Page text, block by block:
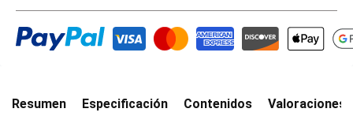
Resumen Especificación Contenidos